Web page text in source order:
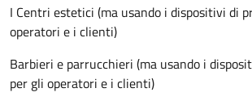
I Centri estetici (ma usando i dispositivi di
operatori e i clienti)
Barbieri e parrucchieri (ma usando i
per gli operatori e i clienti)